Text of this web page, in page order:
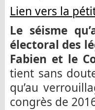
Lien vers la
Le séisme
électoral des
Fabien et le
tient sans
qu’au
congrès de